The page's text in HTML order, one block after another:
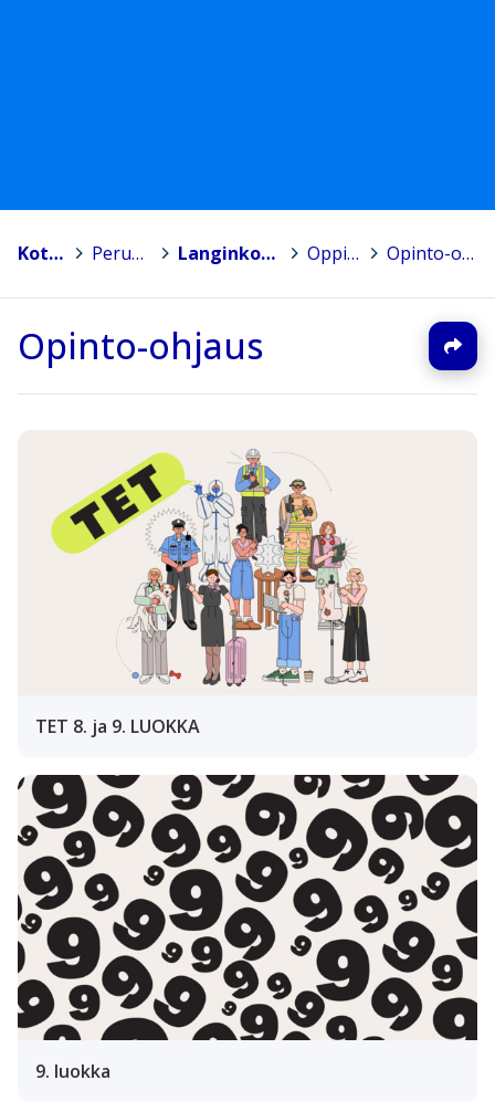
Kotka Peruskoulut Langinkosken koulu > Oppiaineet > Opinto-ohjaus
Opinto-ohjaus
TET 8. ja 9. LUOKKA
9. luokka